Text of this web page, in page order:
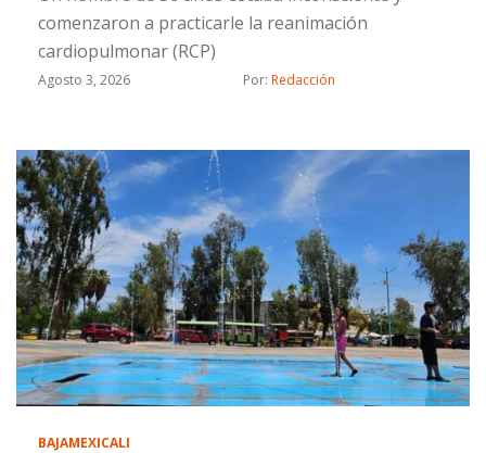
comenzaron a practicarle la reanimación
cardiopulmonar (RCP)
Agosto 3, 2026 Por: Redacción
BAJAMEXICALI